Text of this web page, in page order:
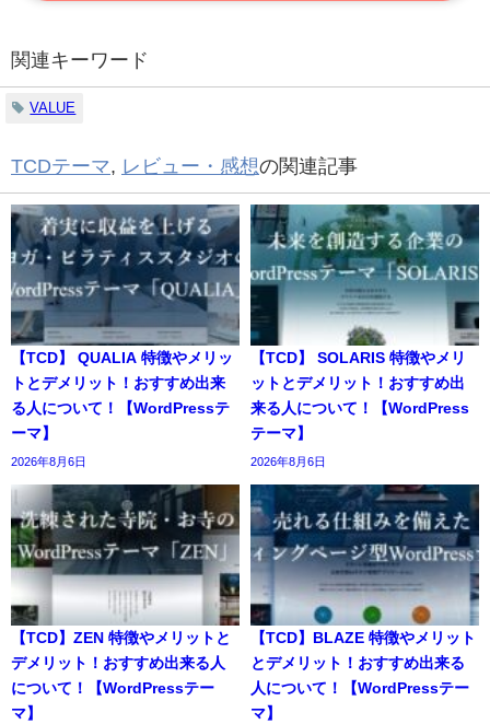
関連キーワード
VALUE
TCDテーマ, レビュー・感想の関連記事
【TCD】 QUALIA 特徴やメリッ
トとデメリット！おすすめ出来
る人について！【WordPressテ
ーマ】
2026年8月6日
【TCD】 SOLARIS 特徴やメリ
ットとデメリット！おすすめ出
来る人について！【WordPress
テーマ】
2026年8月6日
【TCD】ZEN 特徴やメリットと
デメリット！おすすめ出来る人
について！【WordPressテー
マ】
【TCD】BLAZE 特徴やメリット
とデメリット！おすすめ出来る
人について！【WordPressテー
マ】